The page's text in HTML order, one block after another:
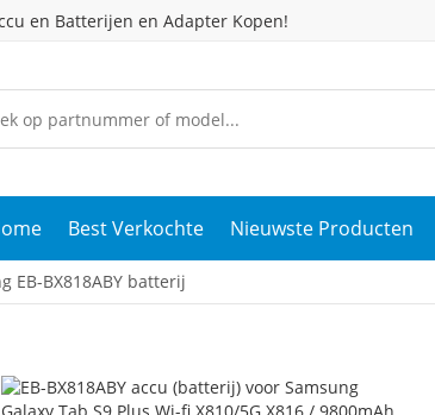
en Batterijen en Adapter Kopen!
Best Verkochte Nieuwste Producten
EB-BX818ABY batterij